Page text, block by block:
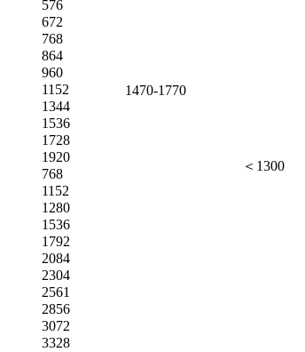
1470-1770
＜1300
576
672
768
864
960
1152
1344
1536
1728
1920
768
1152
1280
1536
1792
2084
2304
2561
2856
3072
3328